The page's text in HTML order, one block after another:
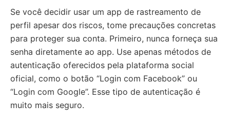
Se você decidir usar um app de rastreamento de
perfil apesar dos riscos, tome precauções concretas
para proteger sua conta. Primeiro, nunca forneça sua
senha diretamente ao app. Use apenas métodos de
autenticação oferecidos pela plataforma social
oficial, como o botão “Login com Facebook” ou
“Login com Google”. Esse tipo de autenticação é
muito mais seguro.